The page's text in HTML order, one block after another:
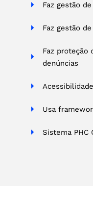
Faz gestão
Faz gestão
Faz proteção
denúncias
Acessibilidade
Usa
Sistema PHC